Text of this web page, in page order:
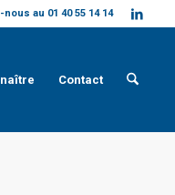
au 01 40 55 14 14
Contact